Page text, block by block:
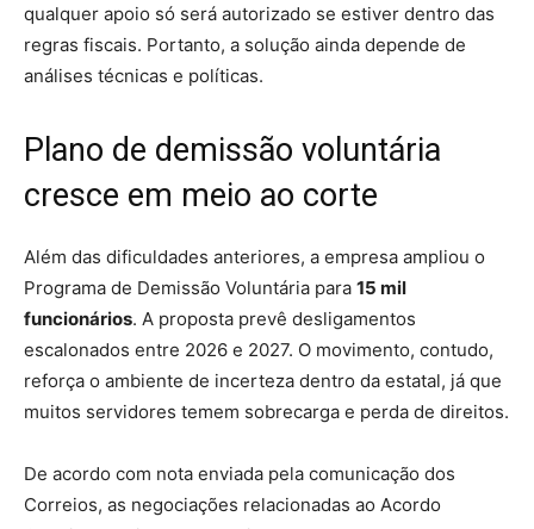
qualquer apoio só será autorizado se estiver dentro das
regras fiscais. Portanto, a solução ainda depende de
análises técnicas e políticas.
Plano de demissão voluntária
cresce em meio ao corte
Além das dificuldades anteriores, a empresa ampliou o
Programa de Demissão Voluntária para 15 mil
funcionários. A proposta prevê desligamentos
escalonados entre 2026 e 2027. O movimento, contudo,
reforça o ambiente de incerteza dentro da estatal, já que
muitos servidores temem sobrecarga e perda de direitos.
De acordo com nota enviada pela comunicação dos
Correios, as negociações relacionadas ao Acordo